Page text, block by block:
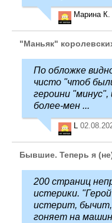
Марина К.
"Маньяк"
По обложке
чисто "чтоб
героини "минус",
более-мен ...
Бывшие. Теперь я
200 страниц
истерики.
истерит,
гоняет на